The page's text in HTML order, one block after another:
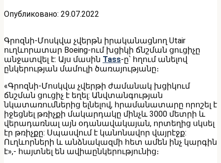
Опубликовано: 29.07.2022
Գրոզնի-Մոսկվա չվերթն իրականացնող Utair
ուղևորատար Boeing-ում խցիկի ճնշման ցուցիչը
անջատվել է: Այս մասին Tass-ը՝ հղում անելով
ընկերության մամուլի ծառայությանը։
«Գրոզնի-Մոսկվա չվերթի ժամանակ խցիկում
ճնշման ցուցիչ է եղել: Անվտանգության
նկատառումներից ելնելով, հրամանատարը որոշել է
իջեցնել թռիչքի մակարդակը մինչև 3000 մետրի և
վերադառնալ այն օդանավակայան, որտեղից սկսել
էր թռիչքը: Սպասվում է կանոնավոր վայրէջք:
Ուղևորների և անձնակազմի հետ ամեն ինչ կարգին
է»,- հայտնել են ավիաընկերությունից։